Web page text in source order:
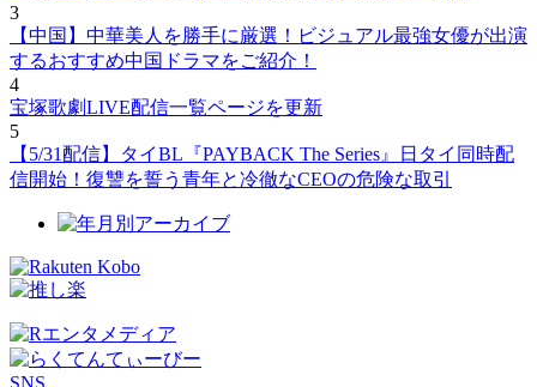
3
【中国】中華美人を勝手に厳選！ビジュアル最強女優が出演
するおすすめ中国ドラマをご紹介！
4
宝塚歌劇LIVE配信一覧ページを更新
5
【5/31配信】タイBL『PAYBACK The Series』日タイ同時配
信開始！復讐を誓う青年と冷徹なCEOの危険な取引
SNS